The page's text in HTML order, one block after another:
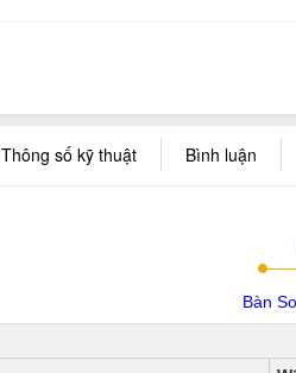
Thông số kỹ thuật Bình luận
Bàn